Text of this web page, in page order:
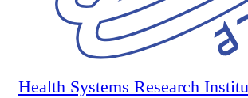
Health Systems Research